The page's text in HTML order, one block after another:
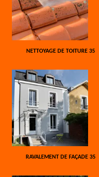
NETTOYAGE DE TOITURE 35
RAVALEMENT DE FAÇADE 35